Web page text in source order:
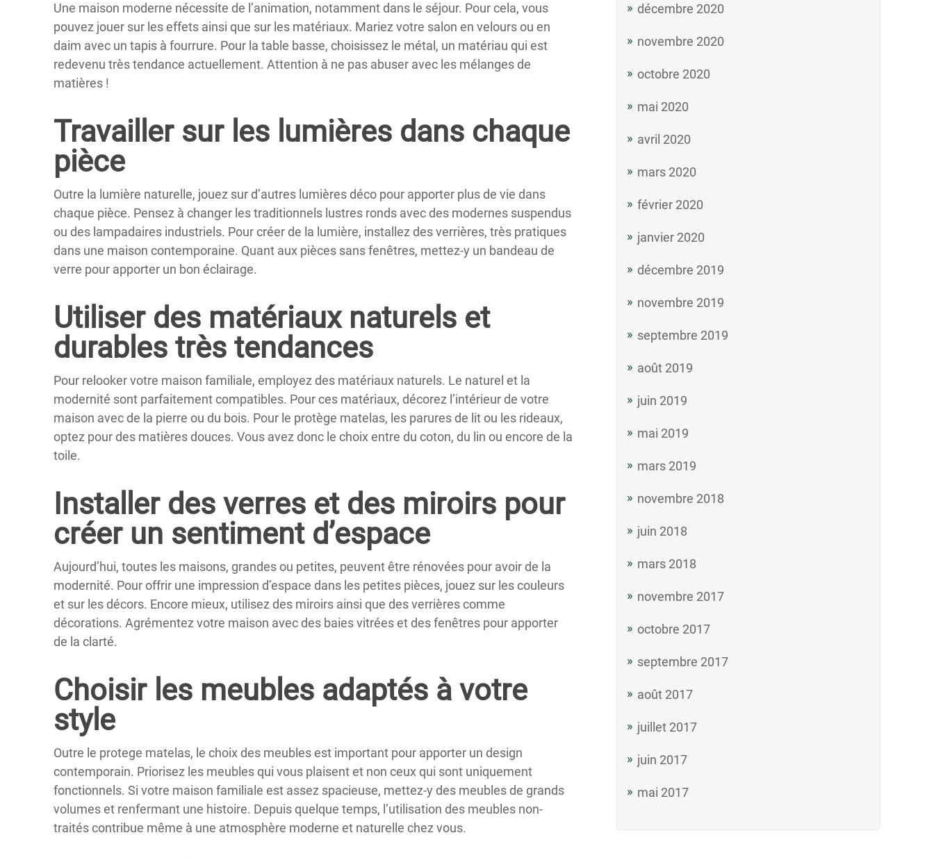
décembre 2020
novembre 2020
octobre 2020
mai 2020
avril 2020
mars 2020
février 2020
janvier 2020
décembre 2019
novembre 2019
septembre 2019
août 2019
juin 2019
mai 2019
mars 2019
novembre 2018
juin 2018
mars 2018
novembre 2017
octobre 2017
septembre 2017
août 2017
juillet 2017
juin 2017
mai 2017
Une maison moderne nécessite de l’animation, notamment dans le séjour. Pour cela, vous
pouvez jouer sur les effets ainsi que sur les matériaux. Mariez votre salon en velours ou en
daim avec un tapis à fourrure. Pour la table basse, choisissez le métal, un matériau qui est
redevenu très tendance actuellement. Attention à ne pas abuser avec les mélanges de
matières !
Travailler sur les lumières dans chaque
pièce
Outre la lumière naturelle, jouez sur d’autres lumières déco pour apporter plus de vie dans
chaque pièce. Pensez à changer les traditionnels lustres ronds avec des modernes suspendus
ou des lampadaires industriels. Pour créer de la lumière, installez des verrières, très pratiques
dans une maison contemporaine. Quant aux pièces sans fenêtres, mettez-y un bandeau de
verre pour apporter un bon éclairage.
Utiliser des matériaux naturels et
durables très tendances
Pour relooker votre maison familiale, employez des matériaux naturels. Le naturel et la
modernité sont parfaitement compatibles. Pour ces matériaux, décorez l’intérieur de votre
maison avec de la pierre ou du bois. Pour le protège matelas, les parures de lit ou les rideaux,
optez pour des matières douces. Vous avez donc le choix entre du coton, du lin ou encore de la
toile.
Installer des verres et des miroirs pour
créer un sentiment d’espace
Aujourd’hui, toutes les maisons, grandes ou petites, peuvent être rénovées pour avoir de la
modernité. Pour offrir une impression d’espace dans les petites pièces, jouez sur les couleurs
et sur les décors. Encore mieux, utilisez des miroirs ainsi que des verrières comme
décorations. Agrémentez votre maison avec des baies vitrées et des fenêtres pour apporter
de la clarté.
Choisir les meubles adaptés à votre
style
Outre le protege matelas, le choix des meubles est important pour apporter un design
contemporain. Priorisez les meubles qui vous plaisent et non ceux qui sont uniquement
fonctionnels. Si votre maison familiale est assez spacieuse, mettez-y des meubles de grands
volumes et renfermant une histoire. Depuis quelque temps, l’utilisation des meubles non-
traités contribue même à une atmosphère moderne et naturelle chez vous.